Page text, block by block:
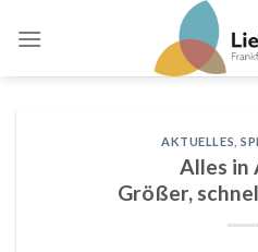
AKTUELLES ,
Alles in
Größer,